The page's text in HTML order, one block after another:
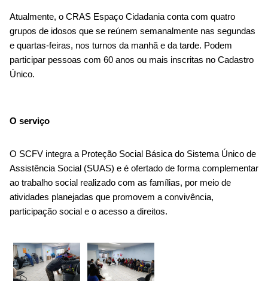
Atualmente, o CRAS Espaço Cidadania conta com quatro
grupos de idosos que se reúnem semanalmente nas segundas
e quartas-feiras, nos turnos da manhã e da tarde. Podem
participar pessoas com 60 anos ou mais inscritas no Cadastro
Único.
O serviço
O SCFV integra a Proteção Social Básica do Sistema Único de
Assistência Social (SUAS) e é ofertado de forma complementar
ao trabalho social realizado com as famílias, por meio de
atividades planejadas que promovem a convivência,
participação social e o acesso a direitos.